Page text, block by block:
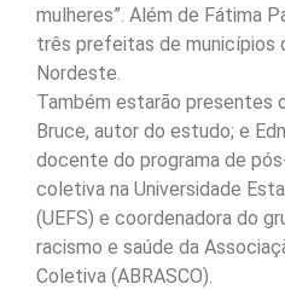
mulheres”. Além de Fátima
três prefeitas de municípios
Nordeste.
Também estarão presentes
Bruce, autor do estudo; e
docente do programa de
coletiva na Universidade
(UEFS) e coordenadora do
racismo e saúde da
Coletiva (ABRASCO).